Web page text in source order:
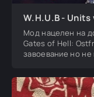
W.H.U.B - Units
Мод нацелен на
Gates of Hell:
завоевание но не